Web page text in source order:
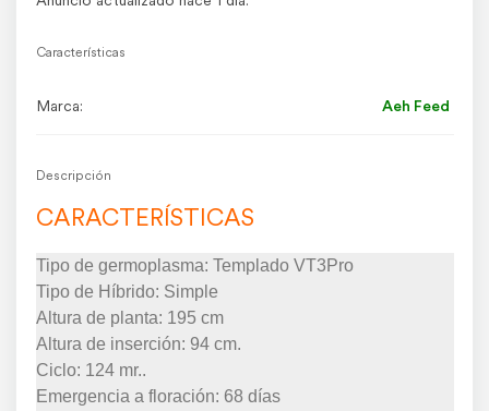
Características
Marca: Aeh Feed
Descripción
CARACTERÍSTICAS
Tipo de germoplasma: Templado VT3Pro
Tipo de Híbrido: Simple
Altura de planta: 195 cm
Altura de inserción: 94 cm.
Ciclo: 124 mr..
Emergencia a floración: 68 días